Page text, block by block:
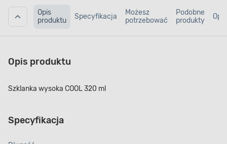
Opis
produktu
Specyfikacja
Możesz
potrzebować
Podobne
produkty
Opis produktu
Szklanka wysoka COOL 320 ml
Specyfikacja